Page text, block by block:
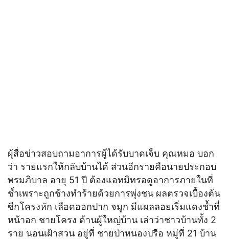
ผุ้สื่อข่าวสอบถามอาการผู้ได้รับบาดเจ็บ คุณหมอ บอก
ว่า รายแรกให้กลับบ้านได้ ส่วนอีกรายคือนายประกอบ
พรมภิบาล อายุ 51 ปี ต้องแอทมิทรอดูอาการภายในที่
ช้ำเพราะถูกช้างทำร้ายด้วยการพุ่งชน ผลตรวจเบื้องต้น
ซีกโครงหัก เลือดออกปาก จมูก มีแผลลอยเริ่มแดงช้ำที่
หน้าอก ชายโครง ด้านผู้ใหญ่บ้าน เล่าว่าชาวบ้านทั้ง 2
ราย นอนเฝ้าสวน อยู่ที่ ชายป่าหนองปรือ หมู่ที่ 21 บ้าน